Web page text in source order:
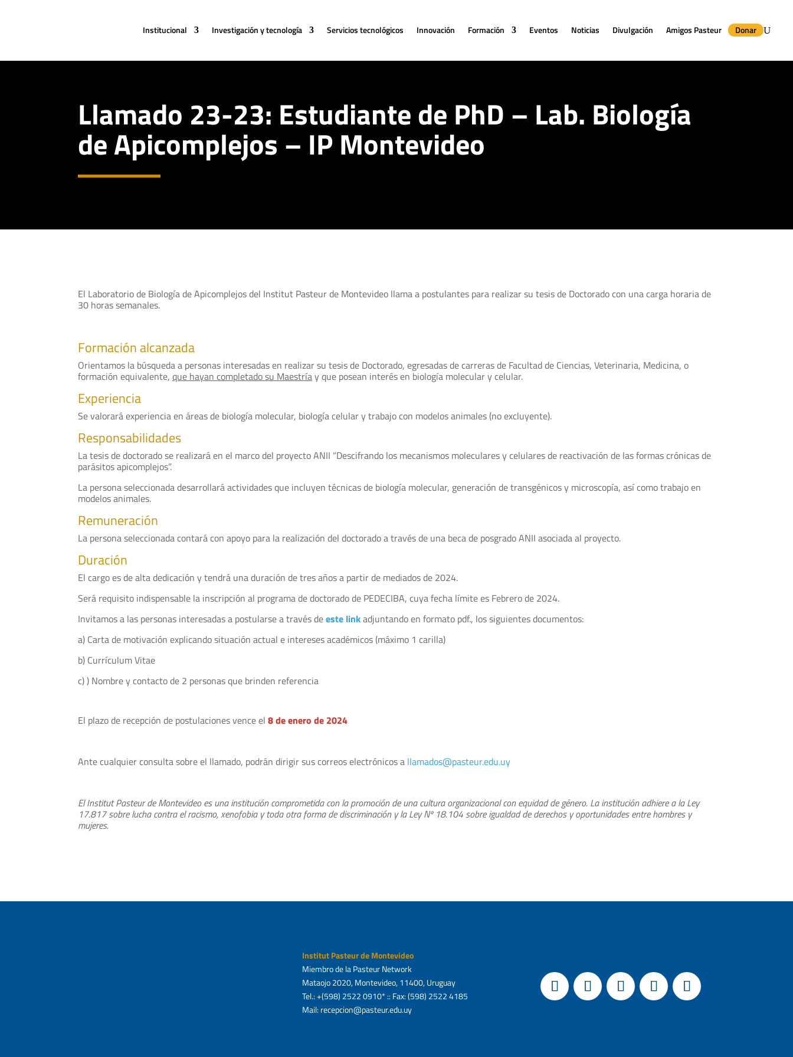
Institucional Investigación y tecnología Servicios tecnológicos Innovación Formación Eventos Noticias Divulgación Amigos Pasteur Donar
Llamado 23-23: Estudiante de PhD – Lab. Biología
de Apicomplejos – IP Montevideo
El Laboratorio de Biología de Apicomplejos del Institut Pasteur de Montevideo llama a postulantes para realizar su tesis de Doctorado con una carga horaria de
30 horas semanales.
Formación alcanzada
Orientamos la búsqueda a personas interesadas en realizar su tesis de Doctorado, egresadas de carreras de Facultad de Ciencias, Veterinaria, Medicina, o
formación equivalente, que hayan completado su Maestríay que posean interés en biología molecular y celular.
Experiencia
Se valorará experiencia en áreas de biología molecular, biología celular y trabajo con modelos animales (no excluyente).
Responsabilidades
La tesis de doctorado se realizará en el marco del proyecto ANII “Descifrando los mecanismos moleculares y celulares de reactivación de las formas crónicas de
parásitos apicomplejos”.
La persona seleccionada desarrollará actividades que incluyen técnicas de biología molecular, generación de transgénicos y microscopía, así como trabajo en
modelos animales.
Remuneración
La persona seleccionada contará con apoyo para la realización del doctorado a través de una beca de posgrado ANII asociada al proyecto.
Duración
El cargo es de alta dedicación y tendrá una duración de tres años a partir de mediados de 2024.
Será requisito indispensable la inscripción al programa de doctorado de PEDECIBA, cuya fecha límite es Febrero de 2024.
Invitamos a las personas interesadas a postularse a través deeste linkadjuntando en formato pdf., los siguientes documentos:
a) Carta de motivación explicando situación actual e intereses académicos (máximo 1 carilla)
b) Currículum Vitae
c)) Nombre y contacto de 2 personas que brinden referencia
El plazo de recepción de postulaciones vence el 8 de enero de 2024
Ante cualquier consulta sobre el llamado, podrán dirigir sus correos electrónicos a llamados@pasteur.edu.uy
El Institut Pasteur de Montevideo es una institución comprometida con la promoción de una cultura organizacional con equidad de género. La institución adhiere a la Ley
17.817 sobre lucha contra el racismo, xenofobia y toda otra forma de discriminación y la Ley Nº 18.104 sobre igualdad de derechos y oportunidades entre hombres y
mujeres.
Institut Pasteur de Montevideo
Miembro de la Pasteur Network
Mataojo 2020, Montevideo, 11400, Uruguay
Tel.: +(598) 2522 0910* :: Fax: (598) 2522 4185
Mail: recepcion@pasteur.edu.uy